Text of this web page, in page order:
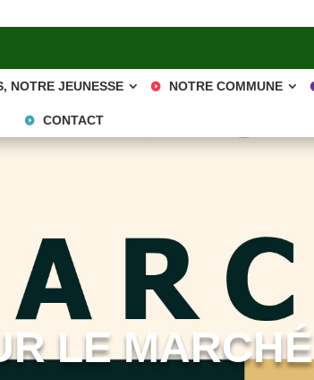
NOTRE JEUNESSE NOTRE COMMUNE
CONTACT
LE MARCHÉ